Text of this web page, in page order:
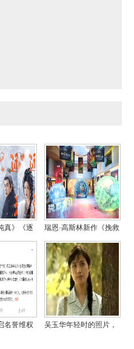
真》《逐
咖”，“待
量新生
瑞恩·高斯林新作《挽救
计划》北京首映 烂番茄
95%高分开局
名誉维权
吴玉华年轻时的照片，